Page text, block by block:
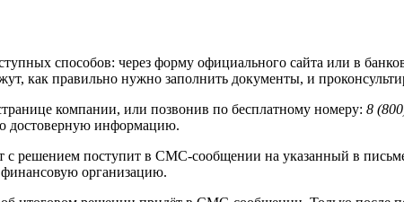
способов: через форму официального сайта или в
как правильно нужно заполнить документы, и
компании, или позвонив по бесплатному номеру: 8
достоверную информацию.
с решением поступит в СМС-сообщении на указанный в
финансовую организацию.